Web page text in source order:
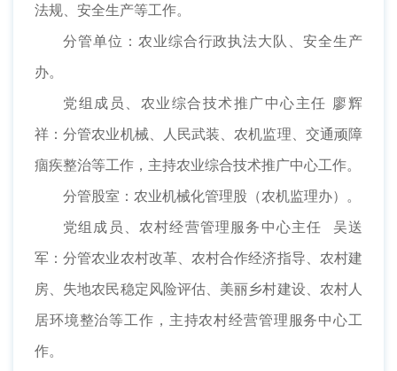
法规、安全生产等工作。
分管单位：农业综合行政执法大队、安全生产
办。
党组成员、农业综合技术推广中心主任 廖辉
祥：分管农业机械、人民武装、农机监理、交通顽障
痼疾整治等工作，主持农业综合技术推广中心工作。
分管股室：农业机械化管理股（农机监理办）。
党组成员、农村经营管理服务中心主任 吴送
军：分管农业农村改革、农村合作经济指导、农村建
房、失地农民稳定风险评估、美丽乡村建设、农村人
居环境整治等工作，主持农村经营管理服务中心工
作。